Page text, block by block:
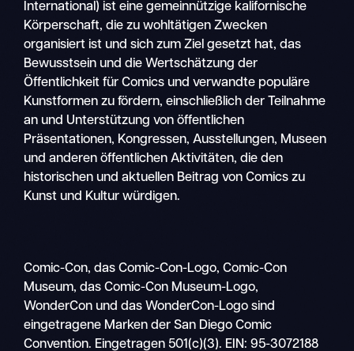
International) ist eine gemeinnützige kalifornische
Körperschaft, die zu wohltätigen Zwecken
organisiert ist und sich zum Ziel gesetzt hat, das
Bewusstsein und die Wertschätzung der
Öffentlichkeit für Comics und verwandte populäre
Kunstformen zu fördern, einschließlich der Teilnahme
an und Unterstützung von öffentlichen
Präsentationen, Kongressen, Ausstellungen, Museen
und anderen öffentlichen Aktivitäten, die den
historischen und aktuellen Beitrag von Comics zu
Kunst und Kultur würdigen.
Comic-Con, das Comic-Con-Logo, Comic-Con
Museum, das Comic-Con Museum-Logo,
WonderCon und das WonderCon-Logo sind
eingetragene Marken der San Diego Comic
Convention. Eingetragen 501(c)(3). EIN: 95-3072188